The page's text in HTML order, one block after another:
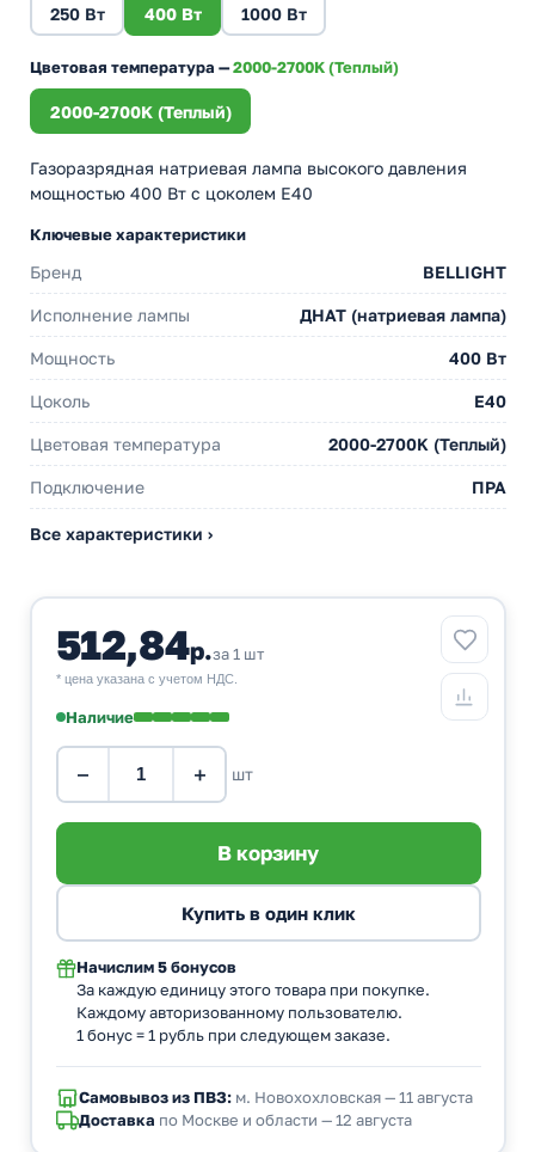
250 Вт 400 Вт 1000 Вт
Цветовая температура —2000-2700K (Теплый)
2000-2700K (Теплый)
Газоразрядная натриевая лампа высокого давления
мощностью 400 Вт с цоколем E40
Ключевые характеристики
Бренд BELLIGHT
Исполнение лампы ДНАТ (натриевая лампа)
Мощность 400 Вт
Цоколь E40
Цветовая температура 2000-2700K (Теплый)
Подключение ПРА
Все характеристики ›
512,84р.за 1 шт
* цена указана с учетом НДС.
Наличие
− + шт
Начислим 5 бонусов
За каждую единицу этого товара при покупке.
Каждому авторизованному пользователю.
1 бонус = 1 рубль при следующем заказе.
Самовывоз из ПВЗ:м. Новохохловская — 11 августа
Доставка по Москве и области — 12 августа